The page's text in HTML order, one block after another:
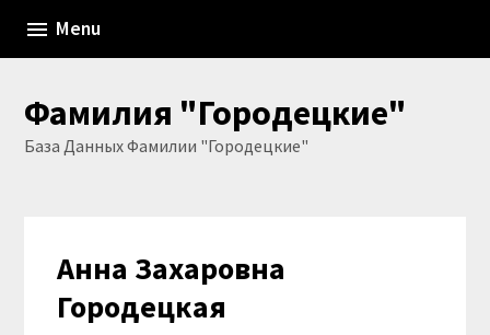
content
Menu
Фамилия "Городецкие"
База Данных Фамилии "Городецкие"
Анна Захаровна
Городецкая